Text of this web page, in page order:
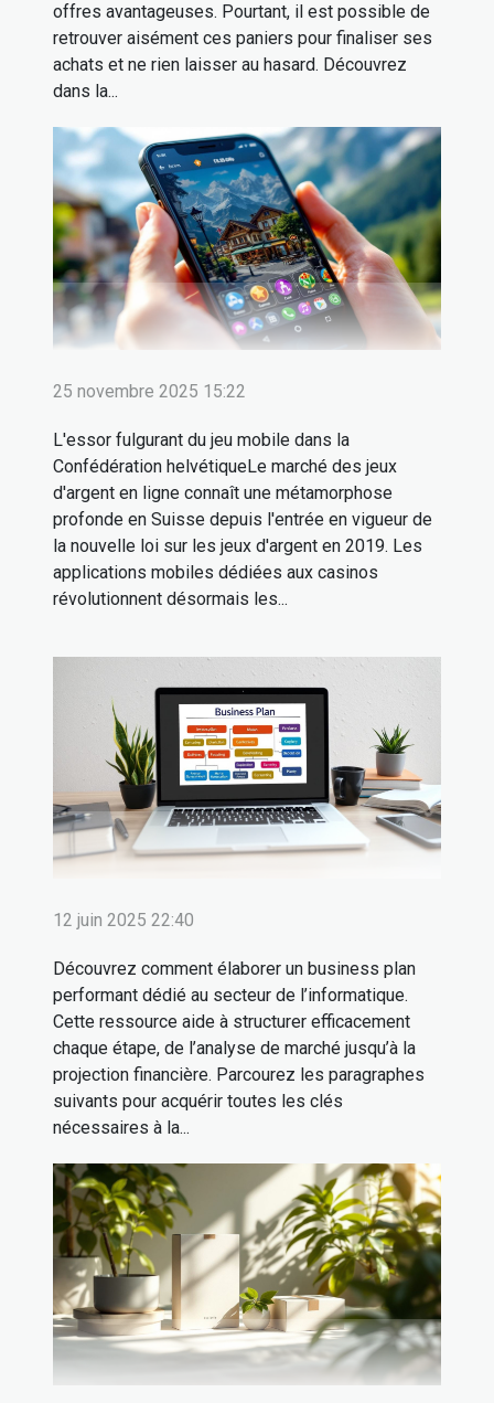
offres avantageuses. Pourtant, il est possible de
retrouver aisément ces paniers pour finaliser ses
achats et ne rien laisser au hasard. Découvrez
dans la...
25 novembre 2025 15:22
L'essor fulgurant du jeu mobile dans la
Confédération helvétiqueLe marché des jeux
d'argent en ligne connaît une métamorphose
profonde en Suisse depuis l'entrée en vigueur de
la nouvelle loi sur les jeux d'argent en 2019. Les
applications mobiles dédiées aux casinos
révolutionnent désormais les...
12 juin 2025 22:40
Découvrez comment élaborer un business plan
performant dédié au secteur de l’informatique.
Cette ressource aide à structurer efficacement
chaque étape, de l’analyse de marché jusqu’à la
projection financière. Parcourez les paragraphes
suivants pour acquérir toutes les clés
nécessaires à la...